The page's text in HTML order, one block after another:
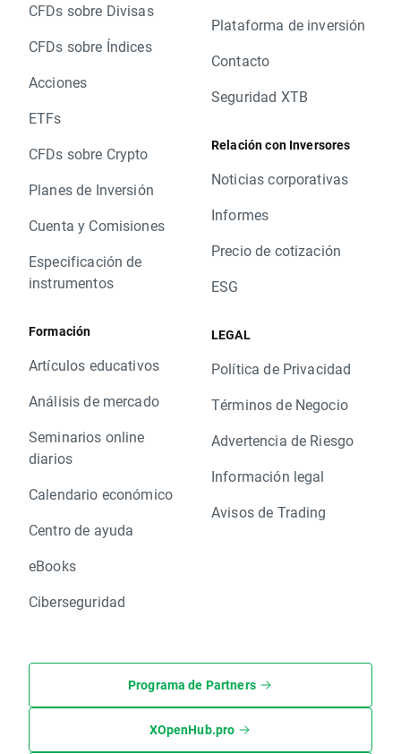
CFDs sobre Divisas
CFDs sobre Índices
Acciones
ETFs
CFDs sobre Crypto
Planes de Inversión
Cuenta y Comisiones
Especificación de
instrumentos
Formación
Artículos educativos
Análisis de mercado
Seminarios online
diarios
Calendario económico
Centro de ayuda
eBooks
Ciberseguridad
Plataforma de inversión
Contacto
Seguridad XTB
Relación con Inversores
Noticias corporativas
Informes
Precio de cotización
ESG
LEGAL
Política de Privacidad
Términos de Negocio
Advertencia de Riesgo
Información legal
Avisos de Trading
Programa de Partners
XOpenHub.pro